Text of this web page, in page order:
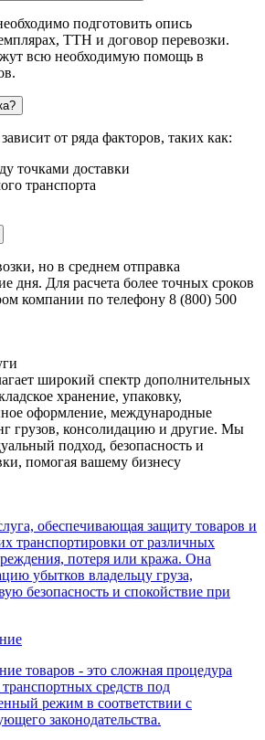
подготовить опись
ТТН и договор перевозки.
всю необходимую помощь в
от ряда факторов, таких как:
точками доставки
транспорта
но в среднем отправка
дня. Для расчета более точных сроков
компании по телефону 8 (800) 500
широкий спектр дополнительных
хранение, упаковку,
оформление, международные
грузов, консолидацию и другие. Мы
подход, безопасность и
помогая вашему бизнесу
обеспечивающая защиту товаров и
транспортировки от различных
потеря или кража. Она
убытков владельцу груза,
безопасность и спокойствие при
товаров - это сложная процедура
средств под
режим в соответствии с
законодательства.